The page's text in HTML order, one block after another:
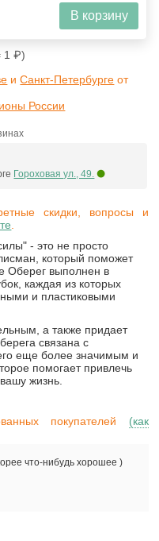
В корзину
1 ₽)
иСанкт-Петербурге от
России
Гороховая ул., 49.
скидки, вопросы и
- это не просто
который поможет
Оберег выполнен в
каждая из которых
и пластиковыми
а также придает
связана с
еще более значимым и
помогает привлечь
жизнь.
покупателей (как
что-нибудь хорошее )